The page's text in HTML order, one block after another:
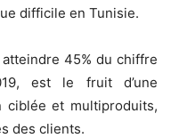
difficile en Tunisie.
45% du chiffre
est le fruit d’une
ciblée et multiproduits,
des clients.